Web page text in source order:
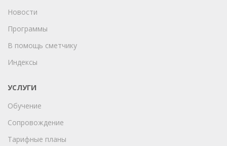
Новости
Программы
В помощь сметчику
Индексы
УСЛУГИ
Обучение
Сопровождение
Тарифные планы